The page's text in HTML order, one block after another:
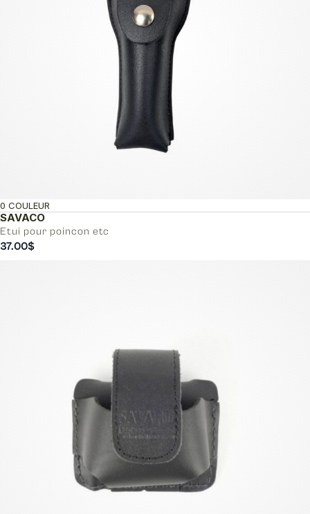
SAVACO
Etui pour poincon etc
0 COULEUR
37.00$